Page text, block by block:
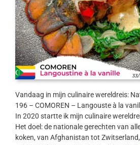
Vandaag in mijn culinaire wereldreis:
196 – COMOREN – Langouste à la
In 2020 startte ik mijn culinaire
Het doel: de nationale gerechten van
koken, van Afghanistan tot